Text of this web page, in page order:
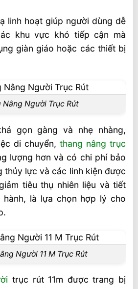
nâng người 11 m, bài viết liên
phẩm tham khảo
sản phẩm
linh hoạt giúp người dùng dễ
khu vực khó tiếp cận mà
giàn giáo hoặc các thiết bị
Nâng Người Trục Rút
gọn gàng và nhẹ nhàng,
di chuyển, thang nâng trục
lượng hơn và có chi phí bảo
thủy lực và các linh kiện được
tiêu thụ nhiên liệu và tiết
hành, là lựa chọn hợp lý cho
Người 11 M Trục Rút
trục rút 11m được trang bị